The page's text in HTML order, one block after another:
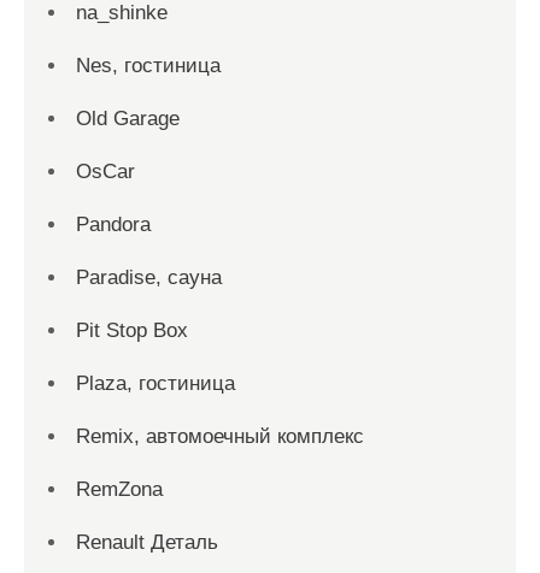
na_shinke
Nes, гостиница
Old Garage
OsCar
Pandora
Paradise, сауна
Pit Stop Box
Plaza, гостиница
Remix, автомоечный комплекс
RemZona
Renault Деталь